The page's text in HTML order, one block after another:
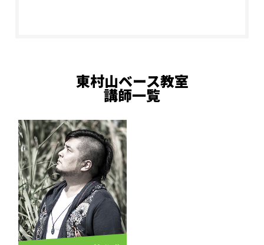
東村山ベース教室
講師一覧